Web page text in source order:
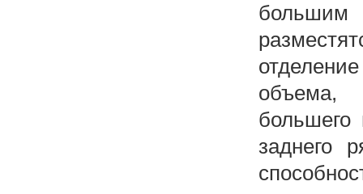
объема,
большего
заднего